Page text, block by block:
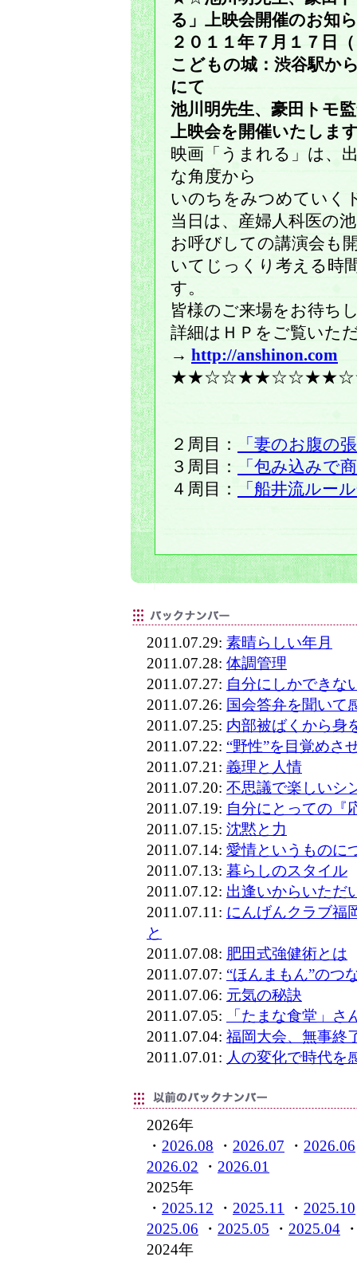
る」上映会開催のお知
２０１１年７月１７日
こどもの城：渋谷駅か
にて
池川明先生、豪田トモ
上映会を開催いたしま
映画「うまれる」は、
な角度から
いのちをみつめていく
当日は、産婦人科医の
お呼びしての講演会も
いてじっくり考える時
す。
皆様のご来場をお待ち
詳細はＨＰをご覧いた
→ http://anshinon.com
２周目：
「妻のお腹の
３周目：
「包み込みで
４周目：
「船井流ルー
2011.07.29: 素晴らしい年月
2011.07.28: 体調管理
2011.07.27: 自分にしかできな
2011.07.26: 国会答弁を聞いて
2011.07.25: 内部被ばくから身
2011.07.22: “野性”を目覚めさ
2011.07.21: 義理と人情
2011.07.20: 不思議で楽しいシ
2011.07.19: 自分にとっての『
2011.07.15: 沈黙と力
2011.07.14: 愛情というものに
2011.07.13: 暮らしのスタイル
2011.07.12: 出逢いからいただ
2011.07.11: にんげんクラブ福
と
2011.07.08: 肥田式強健術とは
2011.07.07: “ほんまもん”のつ
2011.07.06: 元気の秘訣
2011.07.05:
「たまな食堂」さ
2011.07.04: 福岡大会、無事終
2011.07.01: 人の変化で時代を
2026年
・ 2026.08 ・ 2026.07 ・ 2026.06
2026.02 ・ 2026.01
2025年
・ 2025.12 ・ 2025.11 ・ 2025.10
2025.06 ・ 2025.05 ・ 2025.04
2024年